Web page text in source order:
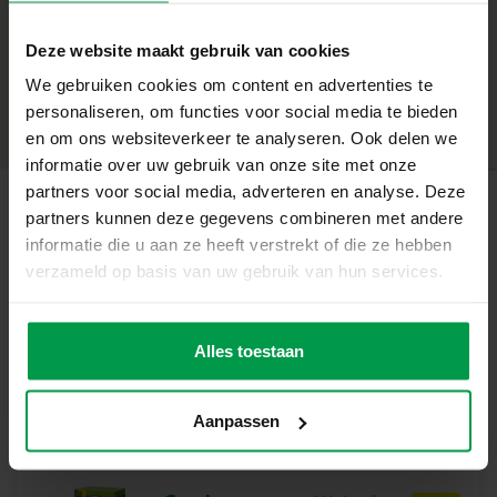
Deze website maakt gebruik van cookies
We gebruiken cookies om content en advertenties te
personaliseren, om functies voor social media te bieden
en om ons websiteverkeer te analyseren. Ook delen we
informatie over uw gebruik van onze site met onze
partners voor social media, adverteren en analyse. Deze
partners kunnen deze gegevens combineren met andere
informatie die u aan ze heeft verstrekt of die ze hebben
verzameld op basis van uw gebruik van hun services.
Alles toestaan
Aanpassen
– Geschikt voor kinderen vanaf 5 jaar
– Ontdek de vogels bij jou in de tuin
Maak Een Verschil Voor De Vogels In Jouw Tuin
Met deze set kunnen kinderen hun eigen
vogelvoederstation bouwen, decoreren en ophangen.
Het is niet alleen leuk om te doen, maar helpt ook de
vogels in je omgeving door ze een plekje te geven waar
ze veilig kunnen eten. Perfect voor jonge
natuurliefhebbers!
– Houten onderdelen
– Lijm
Waarom kiezen voor SES Creative?
Bij SES Creative vinden we veiligheid erg belangrijk.
Productnummer|
25114
Deel dit product
Gerelateerde producten
Glowing
zonnestelsel
Minimale